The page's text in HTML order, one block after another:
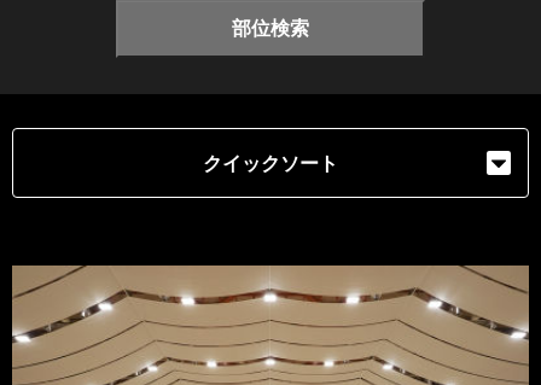
部位検索
クイックソート